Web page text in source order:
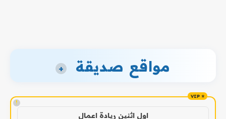
مواقع صديقة +
!
اول اثنين ريادة اعمال